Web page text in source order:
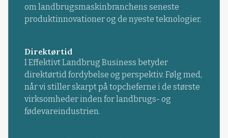
om landbrugsmaskinbranchens seneste
produktinnovationer og de nyeste teknologier.
Direktørtid
I Effektivt Landbrug Business betyder
direktørtid fordybelse og perspektiv. Følg med,
når vi stiller skarpt på topcheferne i de største
virksomheder inden for landbrugs- og
fødevareindustrien.